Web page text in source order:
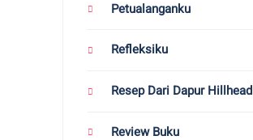
Petualanganku
Refleksiku
Resep Dari Dapur Hillhead
Review Buku